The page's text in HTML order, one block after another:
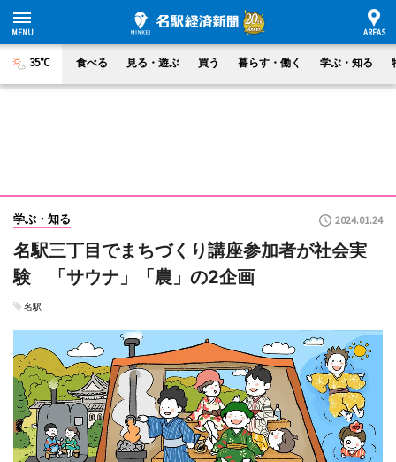
35°C 食べる 見る・遊ぶ 買う 暮らす・働く 学ぶ・知る
学ぶ・知る 2024.01.24
名駅三丁目でまちづくり講座参加者が社会実
験 「サウナ」「農」の2企画
名駅